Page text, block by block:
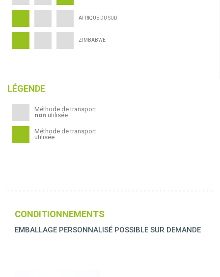
AFRIQUE DU SUD
ZIMBABWE
LÉGENDE
Méthode de transport
non utilisée
Méthode de transport
utilisée
CONDITIONNEMENTS
EMBALLAGE PERSONNALISÉ POSSIBLE SUR DEMANDE